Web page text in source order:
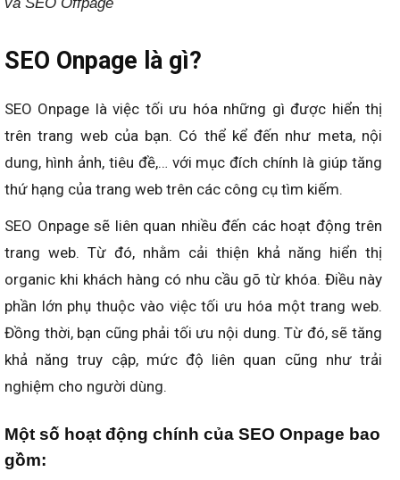
SEO Onpage là gì?
SEO Onpage là việc tối ưu hóa những gì được hiển thị
trên trang web của bạn. Có thể kể đến như meta, nội
dung, hình ảnh, tiêu đề,… với mục đích chính là giúp tăng
thứ hạng của trang web trên các công cụ tìm kiếm.
SEO Onpage sẽ liên quan nhiều đến các hoạt động trên
trang web. Từ đó, nhằm cải thiện khả năng hiển thị
organic khi khách hàng có nhu cầu gõ từ khóa. Điều này
phần lớn phụ thuộc vào việc tối ưu hóa một trang web.
Đồng thời, bạn cũng phải tối ưu nội dung. Từ đó, sẽ tăng
khả năng truy cập, mức độ liên quan cũng như trải
nghiệm cho người dùng.
Một số hoạt động chính của SEO Onpage bao
gồm: